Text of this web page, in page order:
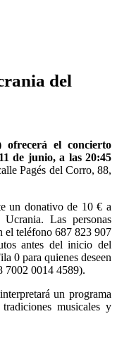
del
ofrecerá el concierto
11 de junio, a las 20:45
Pagés del Corro, 88,
un donativo de 10 € a
Las personas
el teléfono 687 823 907
antes del inicio del
0 para quienes deseen
7002 0014 4589).
un programa
musicales y